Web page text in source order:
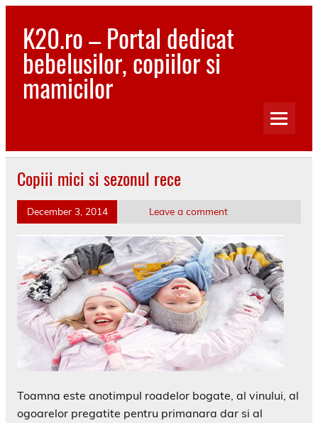
Skip
contentK20.ro – Portal dedicat
bebelusilor, copiilor si
mamicilor
Copiii mici si sezonul rece
December 3, 2014 Leave a comment
Toamna este anotimpul roadelor bogate, al vinului, al
ogoarelor pregatite pentru primanara dar si al